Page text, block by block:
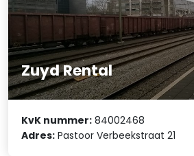
Zuyd Rental
KvK nummer: 84002468
Adres: Pastoor Verbeekstraat 21